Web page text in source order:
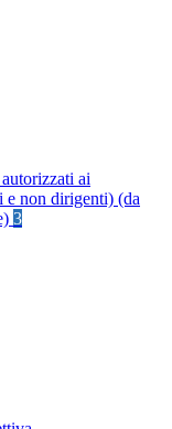
ai
e non dirigenti) (da
3